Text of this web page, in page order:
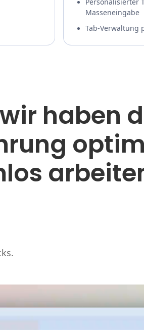
Personalisierter
Masseneingabe
Tab-Verwaltung
haben